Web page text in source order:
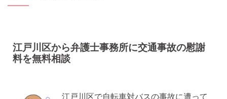
江戸川区から弁護士事務所に交通事故の慰謝
料を無料相談
江戸川区で自転車対バスの事故に遭って